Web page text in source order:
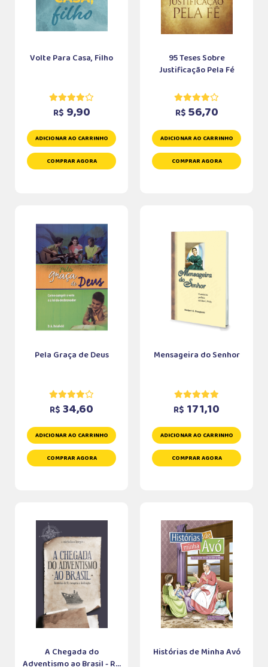
Volte Para Casa, Filho
R$ 9,90
ADICIONAR AO CARRINHO
COMPRAR AGORA
95 Teses Sobre
Justificação Pela Fé
R$ 56,70
ADICIONAR AO CARRINHO
COMPRAR AGORA
Pela Graça de Deus
R$ 34,60
ADICIONAR AO CARRINHO
COMPRAR AGORA
Mensageira do Senhor
R$ 171,10
ADICIONAR AO CARRINHO
COMPRAR AGORA
A Chegada do
Adventismo ao Brasil - R...
Histórias de Minha Avó